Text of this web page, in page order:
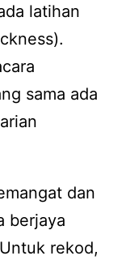
latihan
sama ada
dan
berjaya
rekod,